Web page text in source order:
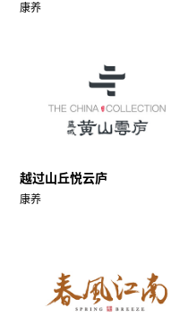
康养
越过山丘悦云庐
康养